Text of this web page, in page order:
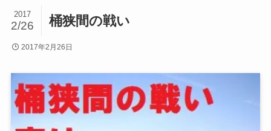
桶狭間の戦い
2017
2/26
2017年2月26日